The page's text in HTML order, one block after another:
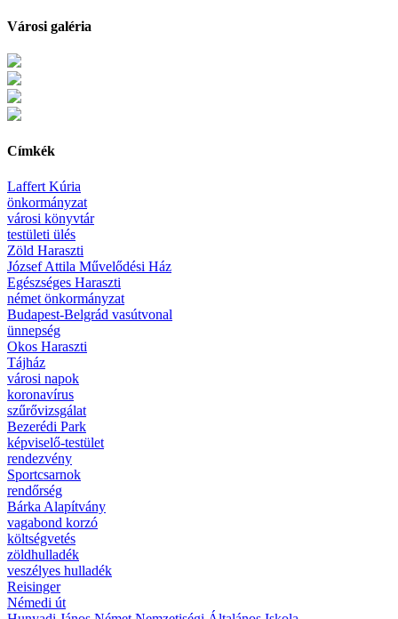
Városi galéria
Címkék
Laffert Kúria
önkormányzat
városi könyvtár
testületi ülés
Zöld Haraszti
József Attila Művelődési Ház
Egészséges Haraszti
német önkormányzat
Budapest-Belgrád vasútvonal
ünnepség
Okos Haraszti
Tájház
városi napok
koronavírus
szűrővizsgálat
Bezerédi Park
képviselő-testület
rendezvény
Sportcsarnok
rendőrség
Bárka Alapítvány
vagabond korzó
költségvetés
zöldhulladék
veszélyes hulladék
Reisinger
Némedi út